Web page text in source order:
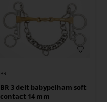
BR
BR 3 delt babypelham soft
contact 14 mm